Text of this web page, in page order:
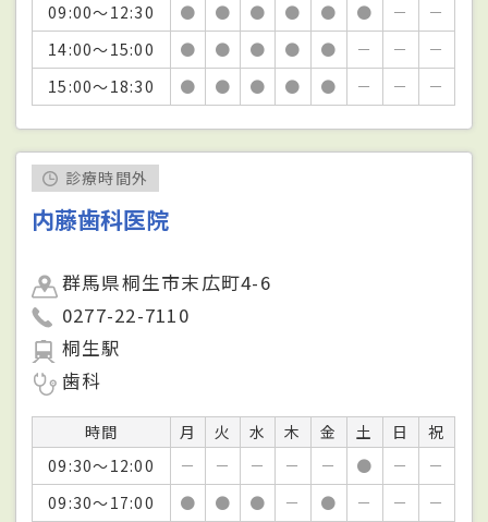
09:00～12:30
● ● ● ● ● ● －
－
14:00～15:00
● ● ● ● ● － －
－
15:00～18:30
● ● ● ● ● － － －
診療時間外
内藤歯科医院
群馬県桐生市末広町4-6
0277-22-7110
桐生駅
歯科
時間 月 火 水 木 金 土 日
祝
09:30～12:00
－ － － － － ● －
－
09:30～17:00
● ● ● － ● － － －